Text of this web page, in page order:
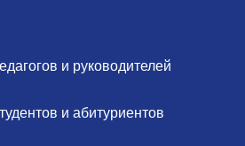
и руководителей
и абитуриентов